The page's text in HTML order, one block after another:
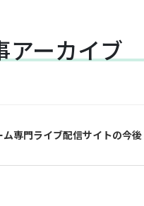
アーカイブ
ム専門ライブ配信サイトの今後